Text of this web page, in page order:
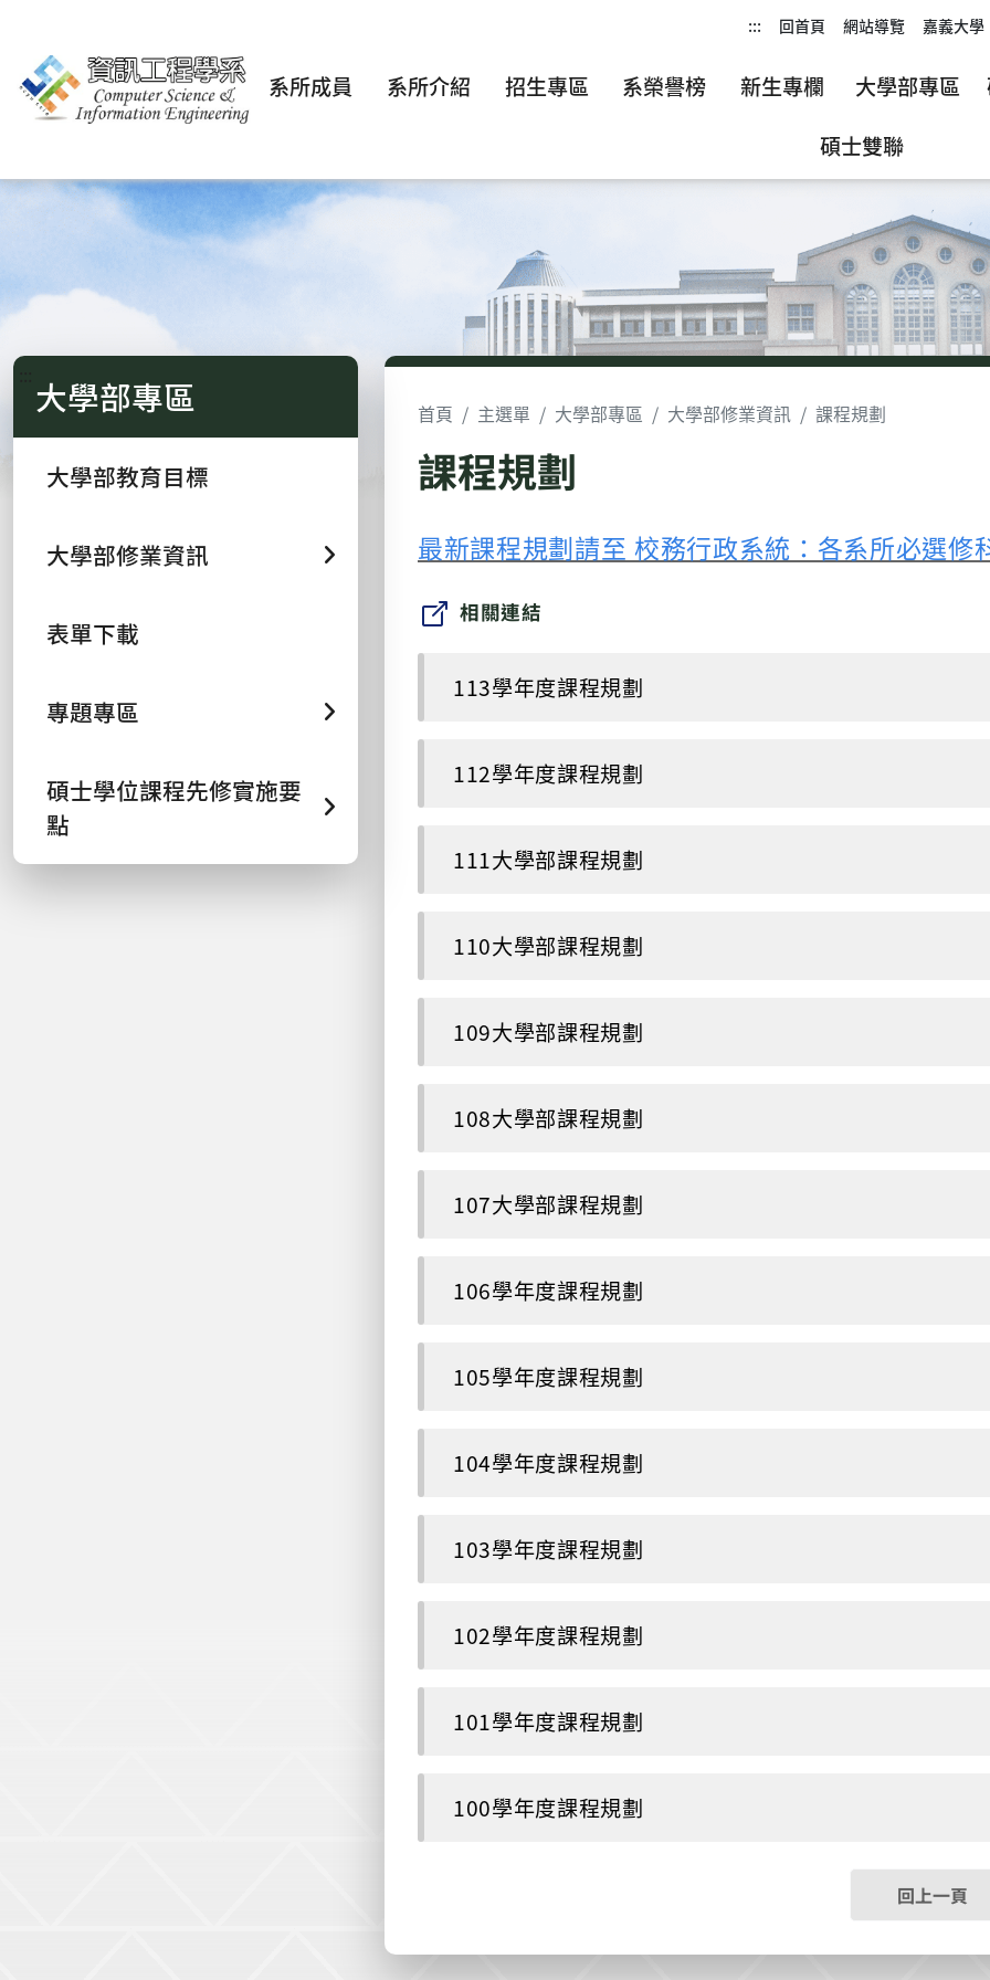
::: 回首頁 網站導覽 嘉義大學
系所成員 系所介紹 招生專區 系榮譽榜 新生專欄 大學部專區
碩士雙聯
大學部專區
大學部教育目標
大學部修業資訊
表單下載
專題專區
碩士學位課程先修實施要
點
首頁 主選單 大學部專區 大學部修業資訊 課程規劃
課程規劃
最新課程規劃請至 校務行政系統：各系所必選修
相關連結
113學年度課程規劃
112學年度課程規劃
111大學部課程規劃
110大學部課程規劃
109大學部課程規劃
108大學部課程規劃
107大學部課程規劃
106學年度課程規劃
105學年度課程規劃
104學年度課程規劃
103學年度課程規劃
102學年度課程規劃
101學年度課程規劃
100學年度課程規劃
回上一頁